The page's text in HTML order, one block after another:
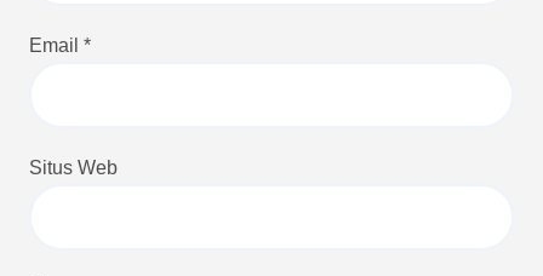
Email *
Situs Web